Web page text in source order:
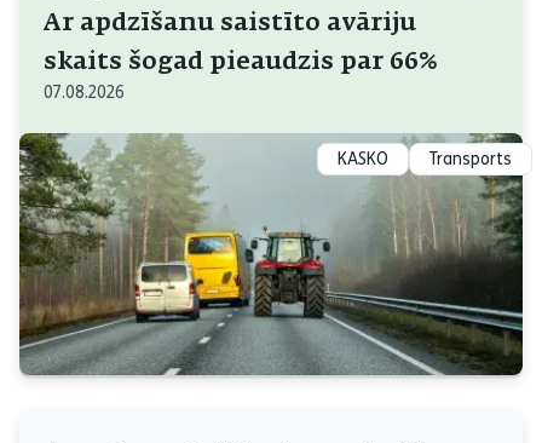
KASKO Transports
Ar apdzīšanu saistīto avāriju
skaits šogad pieaudzis par 66%
07.08.2026